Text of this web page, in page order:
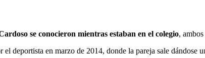
se conocieron mientras estaban en el colegio,
deportista en marzo de 2014, donde la pareja sale dándose